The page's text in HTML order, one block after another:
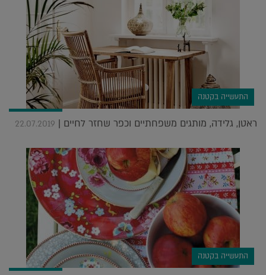
התעשייה בקטנה
ראטן, גלידה, מותגים משפחתיים וכפר שחזר לחיים | 22.07.2019
התעשייה בקטנה